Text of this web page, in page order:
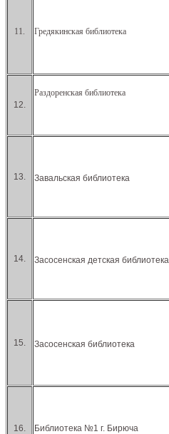
11. Гредякинская библиотека
12.
Раздоренская библиотека
13. Завальская библиотека
14. Засосенская детская библиотека
15. Засосенская библиотека
16. Библиотека №1 г. Бирюча